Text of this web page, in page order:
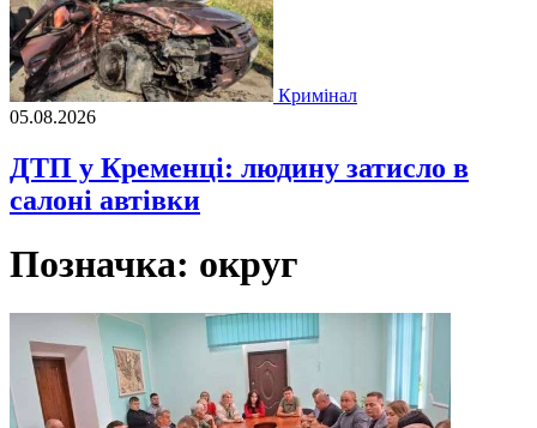
Кримінал
05.08.2026
ДТП у Кременці: людину затисло в
салоні автівки
Позначка: округ